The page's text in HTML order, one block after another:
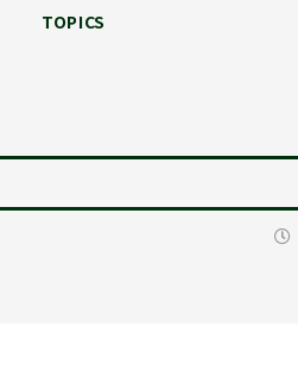
TOPICS